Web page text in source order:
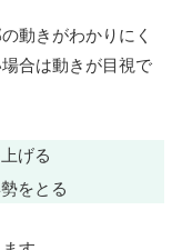
動きがわかりにく
合は動きが目視で
げる
をとる